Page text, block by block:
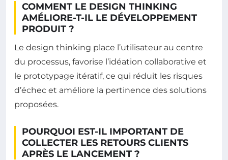
COMMENT LE DESIGN THINKING
AMÉLIORE-T-IL LE DÉVELOPPEMENT
PRODUIT ?
Le design thinking place l’utilisateur au centre
du processus, favorise l’idéation collaborative et
le prototypage itératif, ce qui réduit les risques
d’échec et améliore la pertinence des solutions
proposées.
POURQUOI EST-IL IMPORTANT DE
COLLECTER LES RETOURS CLIENTS
APRÈS LE LANCEMENT ?